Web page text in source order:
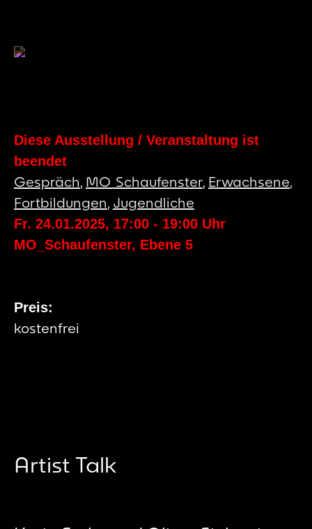
Diese Ausstellung / Veranstaltung ist
beendet
Gespräch, MO_Schaufenster, Erwachsene,
Fortbildungen, Jugendliche
Fr. 24.01.2025, 17:00 - 19:00 Uhr
MO_Schaufenster, Ebene 5
Preis:
kostenfrei
Artist Talk